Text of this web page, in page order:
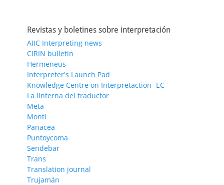
Revistas y boletines sobre interpretación
AIIC Interpreting news
CIRIN bulletin
Hermeneus
Interpreter's Launch Pad
Knowledge Centre on Interpretaction- EC
La linterna del traductor
Meta
Monti
Panacea
Puntoycoma
Sendebar
Trans
Translation journal
Trujamán